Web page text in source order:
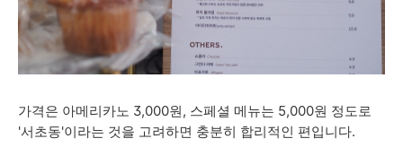
가격은 아메리카노 3,000원, 스페셜 메뉴는 5,000원 정도로
'서초동'이라는 것을 고려하면 충분히 합리적인 편입니다.